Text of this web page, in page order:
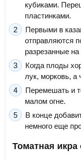
кубиками.
пластинками.
Первыми в
отправляются
разрезанные на
Когда плоды
лук, морковь, а
Перемешать и
малом огне.
В конце
немного еще
Томатная икра